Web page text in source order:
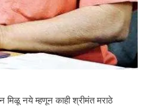
मिळू नये म्हणून काही श्रीमंत मराठे